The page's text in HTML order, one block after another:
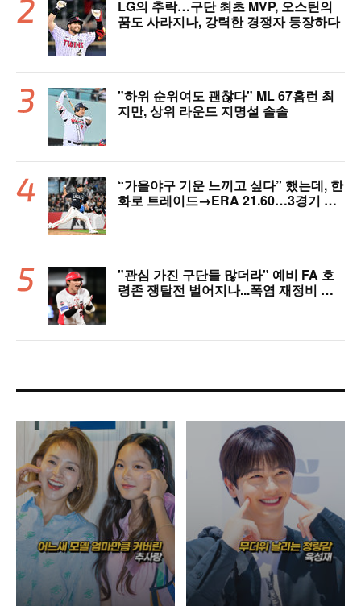
LG의 추락…구단 최초 MVP, 오스틴의
꿈도 사라지나, 강력한 경쟁자 등장하다
"하위 순위여도 괜찮다" ML 67홈런 최
지만, 상위 라운드 지명설 솔솔
“가을야구 기운 느끼고 싶다” 했는데, 한
화로 트레이드→ERA 21.60…3경기 만
"관심 가진 구단들 많더라" 예비 FA 호
령존 쟁탈전 벌어지나...폭염 재정비 타